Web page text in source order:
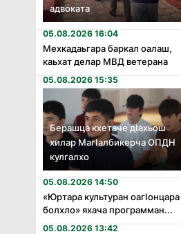
адвоката
05.08.2026 16:04
Мехкадаьгара баркал оалаш,
каьхат делар МВД ветерана
05.08.2026 15:35
Берашца кхетаче дӏахьош
хилар Магӏалбикерча ОПДН
кулгалхо
05.08.2026 14:50
«Юртара культуран оагӏонцара
болхло» яхача программан...
05.08.2026 13:42